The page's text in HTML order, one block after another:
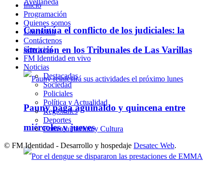
Continúa el conflicto de los judiciales: la
situación en los Tribunales de Las Varillas
Pauny paga aguinaldo y quincena entre
miércoles y jueves
Inicio
Programación
Quienes somos
Ubicación
Contáctenos
Servicios
FM Identidad en vivo
Noticias
Destacadas
Sociedad
Policiales
Política y Actualidad
Regionales
Deportes
Entretenimiento y Cultura
© FM Identidad - Desarrollo y hospedaje Desatec Web.